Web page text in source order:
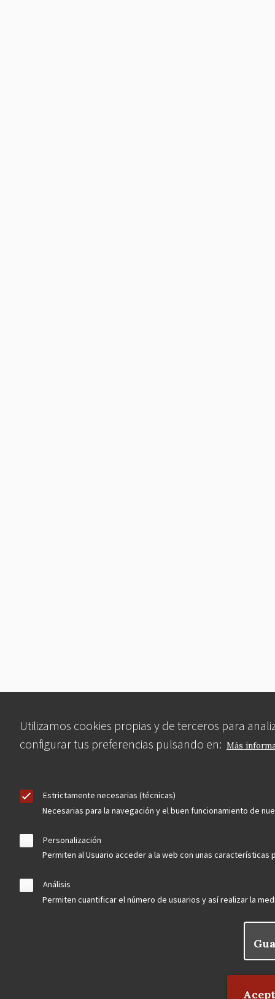
Utilizamos cookies propias y de terceros para
configurar tus preferencias pulsando en: Más
Estrictamente necesarias (técnicas)
Necesarias para la navegación y el buen funcionamiento de
Personalización
Permiten al Usuario acceder a la web con unas
Análisis
Permiten cuantificar el número de usuarios y así realizar la